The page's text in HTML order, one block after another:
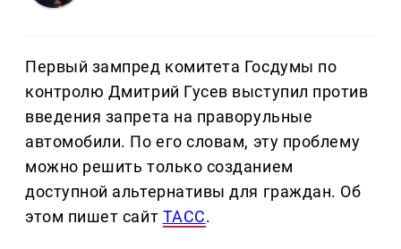
Первый зампред комитета Госдумы по
контролю Дмитрий Гусев выступил против
введения запрета на праворульные
автомобили. По его словам, эту проблему
можно решить только созданием
доступной альтернативы для граждан. Об
этом пишет сайт ТАСС.